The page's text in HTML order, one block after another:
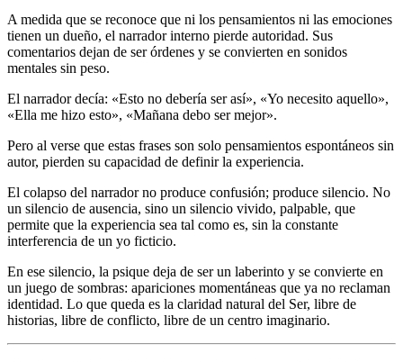
A medida que se reconoce que ni los pensamientos ni las emociones
tienen un dueño, el narrador interno pierde autoridad. Sus
comentarios dejan de ser órdenes y se convierten en sonidos
mentales sin peso.
El narrador decía: «Esto no debería ser así», «Yo necesito aquello»,
«Ella me hizo esto», «Mañana debo ser mejor».
Pero al verse que estas frases son solo pensamientos espontáneos sin
autor, pierden su capacidad de definir la experiencia.
El colapso del narrador no produce confusión; produce silencio. No
un silencio de ausencia, sino un silencio vivido, palpable, que
permite que la experiencia sea tal como es, sin la constante
interferencia de un yo ficticio.
En ese silencio, la psique deja de ser un laberinto y se convierte en
un juego de sombras: apariciones momentáneas que ya no reclaman
identidad. Lo que queda es la claridad natural del Ser, libre de
historias, libre de conflicto, libre de un centro imaginario.